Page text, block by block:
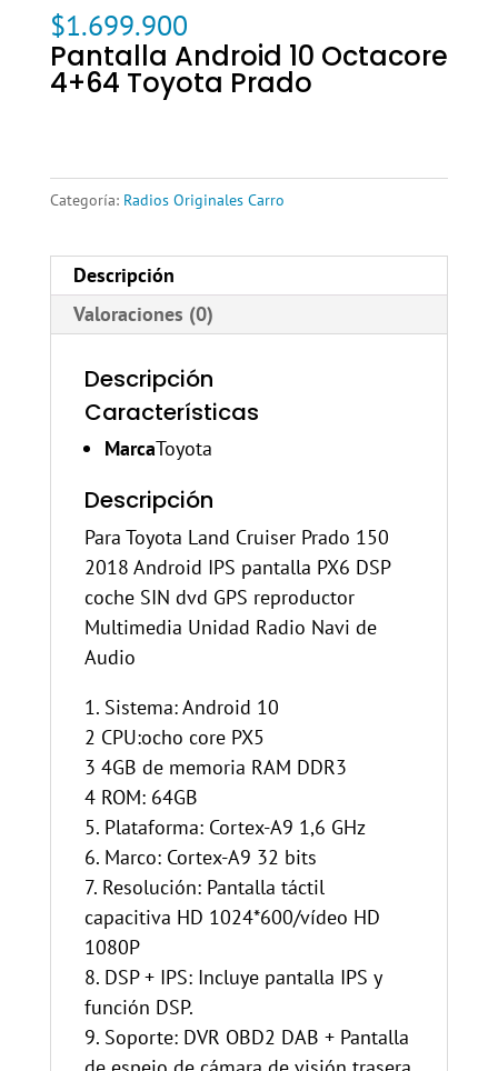
$1.699.900
Pantalla Android 10 Octacore
4+64 Toyota Prado
Categoría: Radios Originales Carro
Descripción
Valoraciones (0)
Descripción
Características
MarcaToyota
Descripción
Para Toyota Land Cruiser Prado 150
2018 Android IPS pantalla PX6 DSP
coche SIN dvd GPS reproductor
Multimedia Unidad Radio Navi de
Audio
1. Sistema: Android 10
2 CPU:ocho core PX5
3 4GB de memoria RAM DDR3
4 ROM: 64GB
5. Plataforma: Cortex-A9 1,6 GHz
6. Marco: Cortex-A9 32 bits
7. Resolución: Pantalla táctil
capacitiva HD 1024*600/vídeo HD
1080P
8. DSP + IPS: Incluye pantalla IPS y
función DSP.
9. Soporte: DVR OBD2 DAB + Pantalla